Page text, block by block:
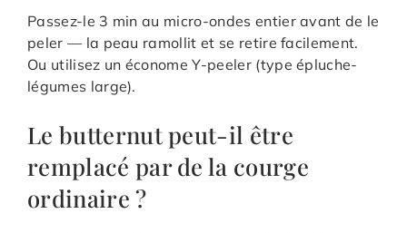
Passez-le 3 min au micro-ondes entier avant de le
peler — la peau ramollit et se retire facilement.
Ou utilisez un économe Y-peeler (type épluche-
légumes large).
Le butternut peut-il être
remplacé par de la courge
ordinaire ?